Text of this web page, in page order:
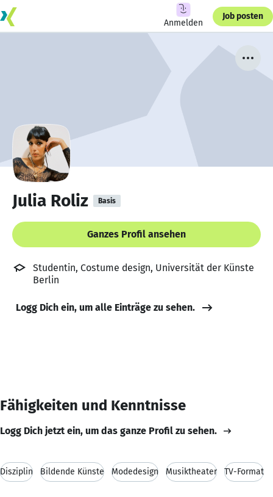
Anmelden
Job posten
Julia Roliz Basis
Ganzes Profil ansehen
Studentin, Costume design, Universität der Künste
Berlin
Logg Dich ein, um alle Einträge zu sehen.
Fähigkeiten und Kenntnisse
Logg Dich jetzt ein, um das ganze Profil zu sehen.
Disziplin Bildende Künste Modedesign Musiktheater TV-Format